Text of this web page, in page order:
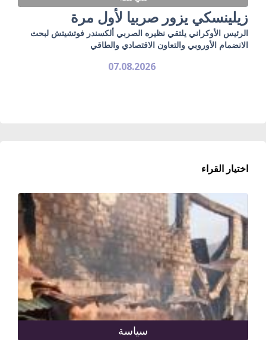
زيلينسكي يزور صربيا لأول مرة
الرئيس الأوكراني يلتقي نظيره الصربي ألكسندر فوتشيتش لبحث
الانضمام الأوروبي والتعاون الاقتصادي والطاقي
07.08.2026
اختيار القراء
سياسة